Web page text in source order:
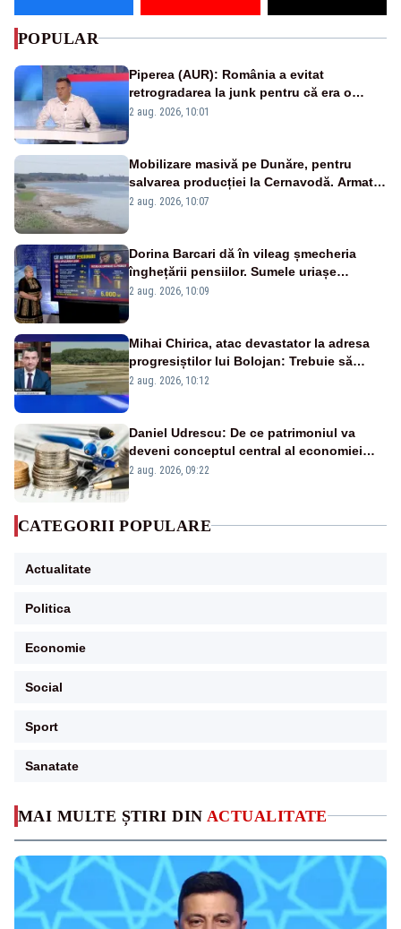
MAI MULTE ȘTIRI DIN ACTUALITATE
POPULAR
Piperea (AUR): România a evitat
retrogradarea la junk pentru că era o
catastrofă pentru bănci și fondurile de
2 aug. 2026, 10:01
Mobilizare masivă pe Dunăre, pentru
salvarea producției la Cernavodă. Armata
va detona o stâncă și va devia apa
2 aug. 2026, 10:07
Dorina Barcari dă în vileag șmecheria
înghețării pensiilor. Sumele uriașe
pierdute de fiecare român
2 aug. 2026, 10:09
Mihai Chirica, atac devastator la adresa
progresiștilor lui Bolojan: Trebuie să
protejăm și natura, dar nu șținem omaneii
2 aug. 2026, 10:12
Daniel Udrescu: De ce patrimoniul va
deveni conceptul central al economiei
viitoare?
2 aug. 2026, 09:22
CATEGORII POPULARE
Actualitate
Politica
Economie
Social
Sport
Sanatate